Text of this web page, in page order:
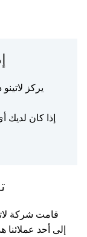
يركز
إذا كان لديك
قامت شركة
إلى أحد عملائنا